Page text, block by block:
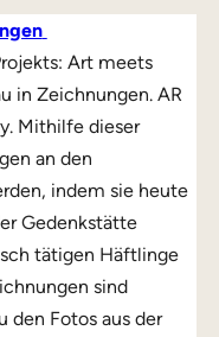
Art meets
in Zeichnungen. AR
Mithilfe dieser
an den
indem sie heute
Gedenkstätte
tätigen Häftlinge
sind
den Fotos aus der